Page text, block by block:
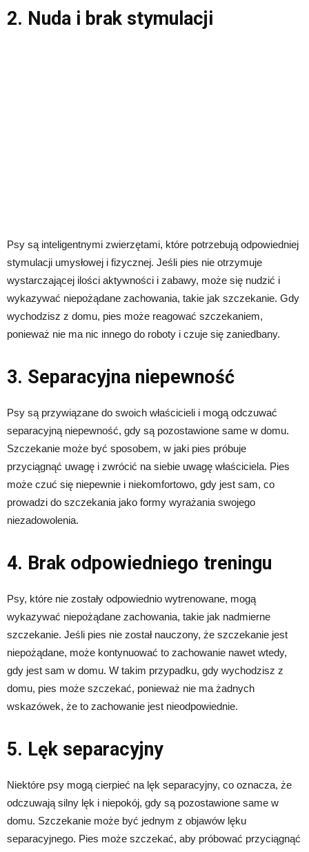
2. Nuda i brak stymulacji
Psy są inteligentnymi zwierzętami, które potrzebują odpowiedniej
stymulacji umysłowej i fizycznej. Jeśli pies nie otrzymuje
wystarczającej ilości aktywności i zabawy, może się nudzić i
wykazywać niepożądane zachowania, takie jak szczekanie. Gdy
wychodzisz z domu, pies może reagować szczekaniem,
ponieważ nie ma nic innego do roboty i czuje się zaniedbany.
3. Separacyjna niepewność
Psy są przywiązane do swoich właścicieli i mogą odczuwać
separacyjną niepewność, gdy są pozostawione same w domu.
Szczekanie może być sposobem, w jaki pies próbuje
przyciągnąć uwagę i zwrócić na siebie uwagę właściciela. Pies
może czuć się niepewnie i niekomfortowo, gdy jest sam, co
prowadzi do szczekania jako formy wyrażania swojego
niezadowolenia.
4. Brak odpowiedniego treningu
Psy, które nie zostały odpowiednio wytrenowane, mogą
wykazywać niepożądane zachowania, takie jak nadmierne
szczekanie. Jeśli pies nie został nauczony, że szczekanie jest
niepożądane, może kontynuować to zachowanie nawet wtedy,
gdy jest sam w domu. W takim przypadku, gdy wychodzisz z
domu, pies może szczekać, ponieważ nie ma żadnych
wskazówek, że to zachowanie jest nieodpowiednie.
5. Lęk separacyjny
Niektóre psy mogą cierpieć na lęk separacyjny, co oznacza, że
odczuwają silny lęk i niepokój, gdy są pozostawione same w
domu. Szczekanie może być jednym z objawów lęku
separacyjnego. Pies może szczekać, aby próbować przyciągnąć